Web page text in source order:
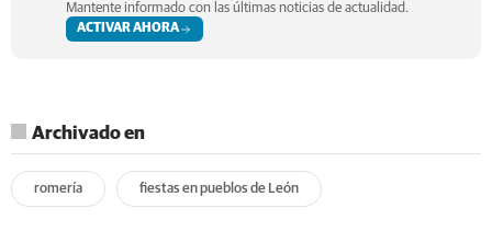
Mantente informado con las últimas noticias de actualidad.
ACTIVAR AHORA
Archivado en
romería fiestas en pueblos de León